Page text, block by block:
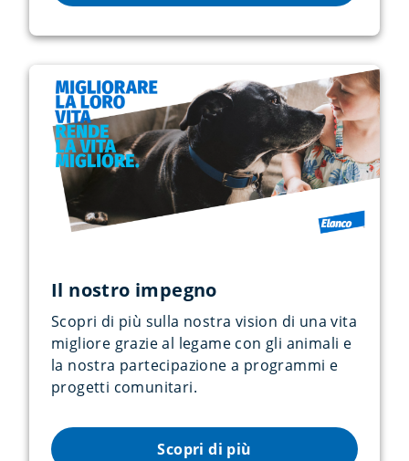
Il nostro impegno
Scopri di più sulla nostra vision di una vita
migliore grazie al legame con gli animali e
la nostra partecipazione a programmi e
progetti comunitari.
Scopri di più